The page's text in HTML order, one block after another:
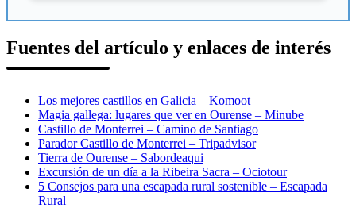
Fuentes del artículo y enlaces de interés
Los mejores castillos en Galicia – Komoot
Magia gallega: lugares que ver en Ourense – Minube
Castillo de Monterrei – Camino de Santiago
Parador Castillo de Monterrei – Tripadvisor
Tierra de Ourense – Sabordeaqui
Excursión de un día a la Ribeira Sacra – Ociotour
5 Consejos para una escapada rural sostenible – Escapada
Rural